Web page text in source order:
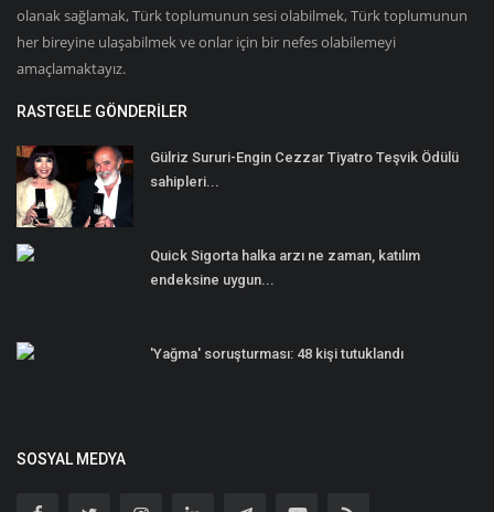
olanak sağlamak, Türk toplumunun sesi olabilmek, Türk toplumunun
her bireyine ulaşabilmek ve onlar için bir nefes olabilemeyi
amaçlamaktayız.
RASTGELE GÖNDERILER
Gülriz Sururi-Engin Cezzar Tiyatro Teşvik Ödülü
sahipleri...
Quick Sigorta halka arzı ne zaman, katılım
endeksine uygun...
'Yağma' soruşturması: 48 kişi tutuklandı
SOSYAL MEDYA